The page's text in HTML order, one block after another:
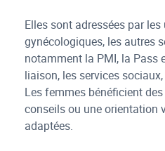
Elles sont adressées par les
gynécologiques, les autres
notamment la PMI, la Pass
liaison, les services
Les femmes bénéficient
conseils ou une orientation
adaptées.